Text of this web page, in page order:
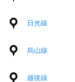
日光線
烏山線
越後線